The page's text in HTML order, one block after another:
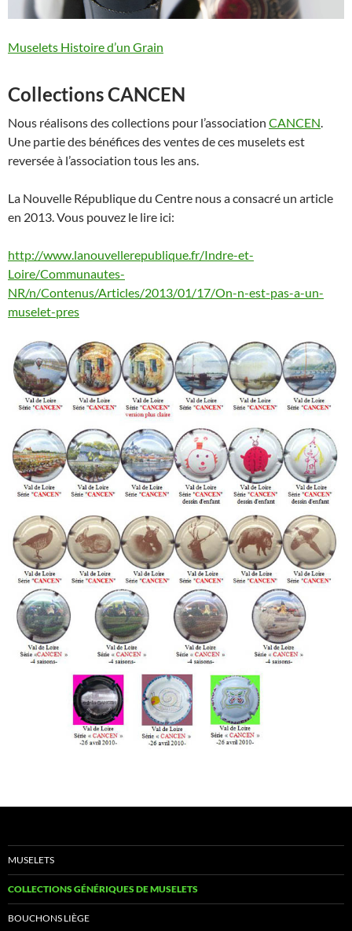
Muselets Histoire d’un Grain
Collections CANCEN
Nous réalisons des collections pour l’association CANCEN.
Une partie des bénéfices des ventes de ces muselets est
reversée à l’association tous les ans.
La Nouvelle République du Centre nous a consacré un article
en 2013. Vous pouvez le lire ici:
http://www.lanouvellerepublique.fr/Indre-et-
Loire/Communautes-
NR/n/Contenus/Articles/2013/01/17/On-n-est-pas-a-un-
muselet-pres
MUSELETS
COLLECTIONS GÉNÉRIQUES DE MUSELETS
BOUCHONS LIÈGE